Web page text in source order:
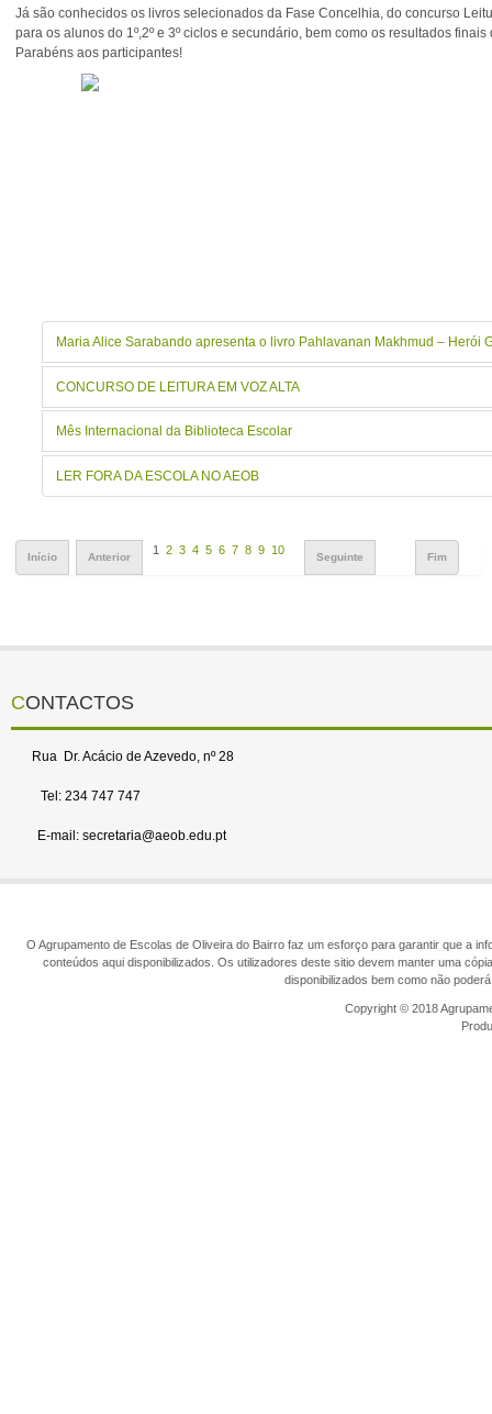
Já são conhecidos os livros selecionados da Fase Concelhia, do concurso
para os alunos do 1º,2º e 3º ciclos e secundário, bem como os resultados finais
Parabéns aos participantes!
Maria Alice Sarabando apresenta o livro Pahlavanan Makhmud – Herói
CONCURSO DE LEITURA EM VOZ ALTA
Mês Internacional da Biblioteca Escolar
LER FORA DA ESCOLA NO AEOB
Início Anterior
1 2 3 4 5 6 7 8 9 10
Seguinte Fim
CONTACTOS
Rua Dr. Acácio de Azevedo, nº 28
Tel: 234 747 747
E-mail: secretaria@aeob.edu.pt
O Agrupamento de Escolas de Oliveira do Bairro faz um esforço para garantir que a
conteúdos aqui disponibilizados. Os utilizadores deste sitio devem manter uma
disponibilizados bem como não
Copyright © 2018